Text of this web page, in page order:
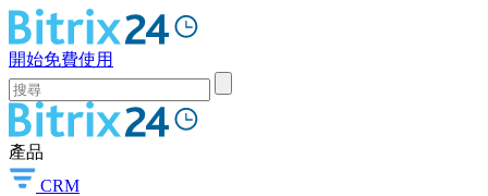
開始免費使用
產品
CRM